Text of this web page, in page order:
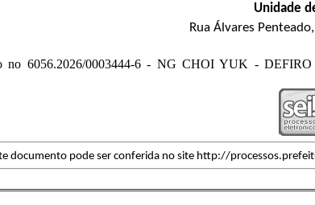
Unidade
Rua Álvares
no 6056.2026/0003444-6 - NG CHOI YUK -
documento pode ser conferida no site http://